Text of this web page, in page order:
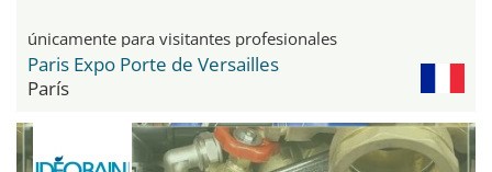
únicamente para visitantes profesionales
Paris Expo Porte de Versailles
París